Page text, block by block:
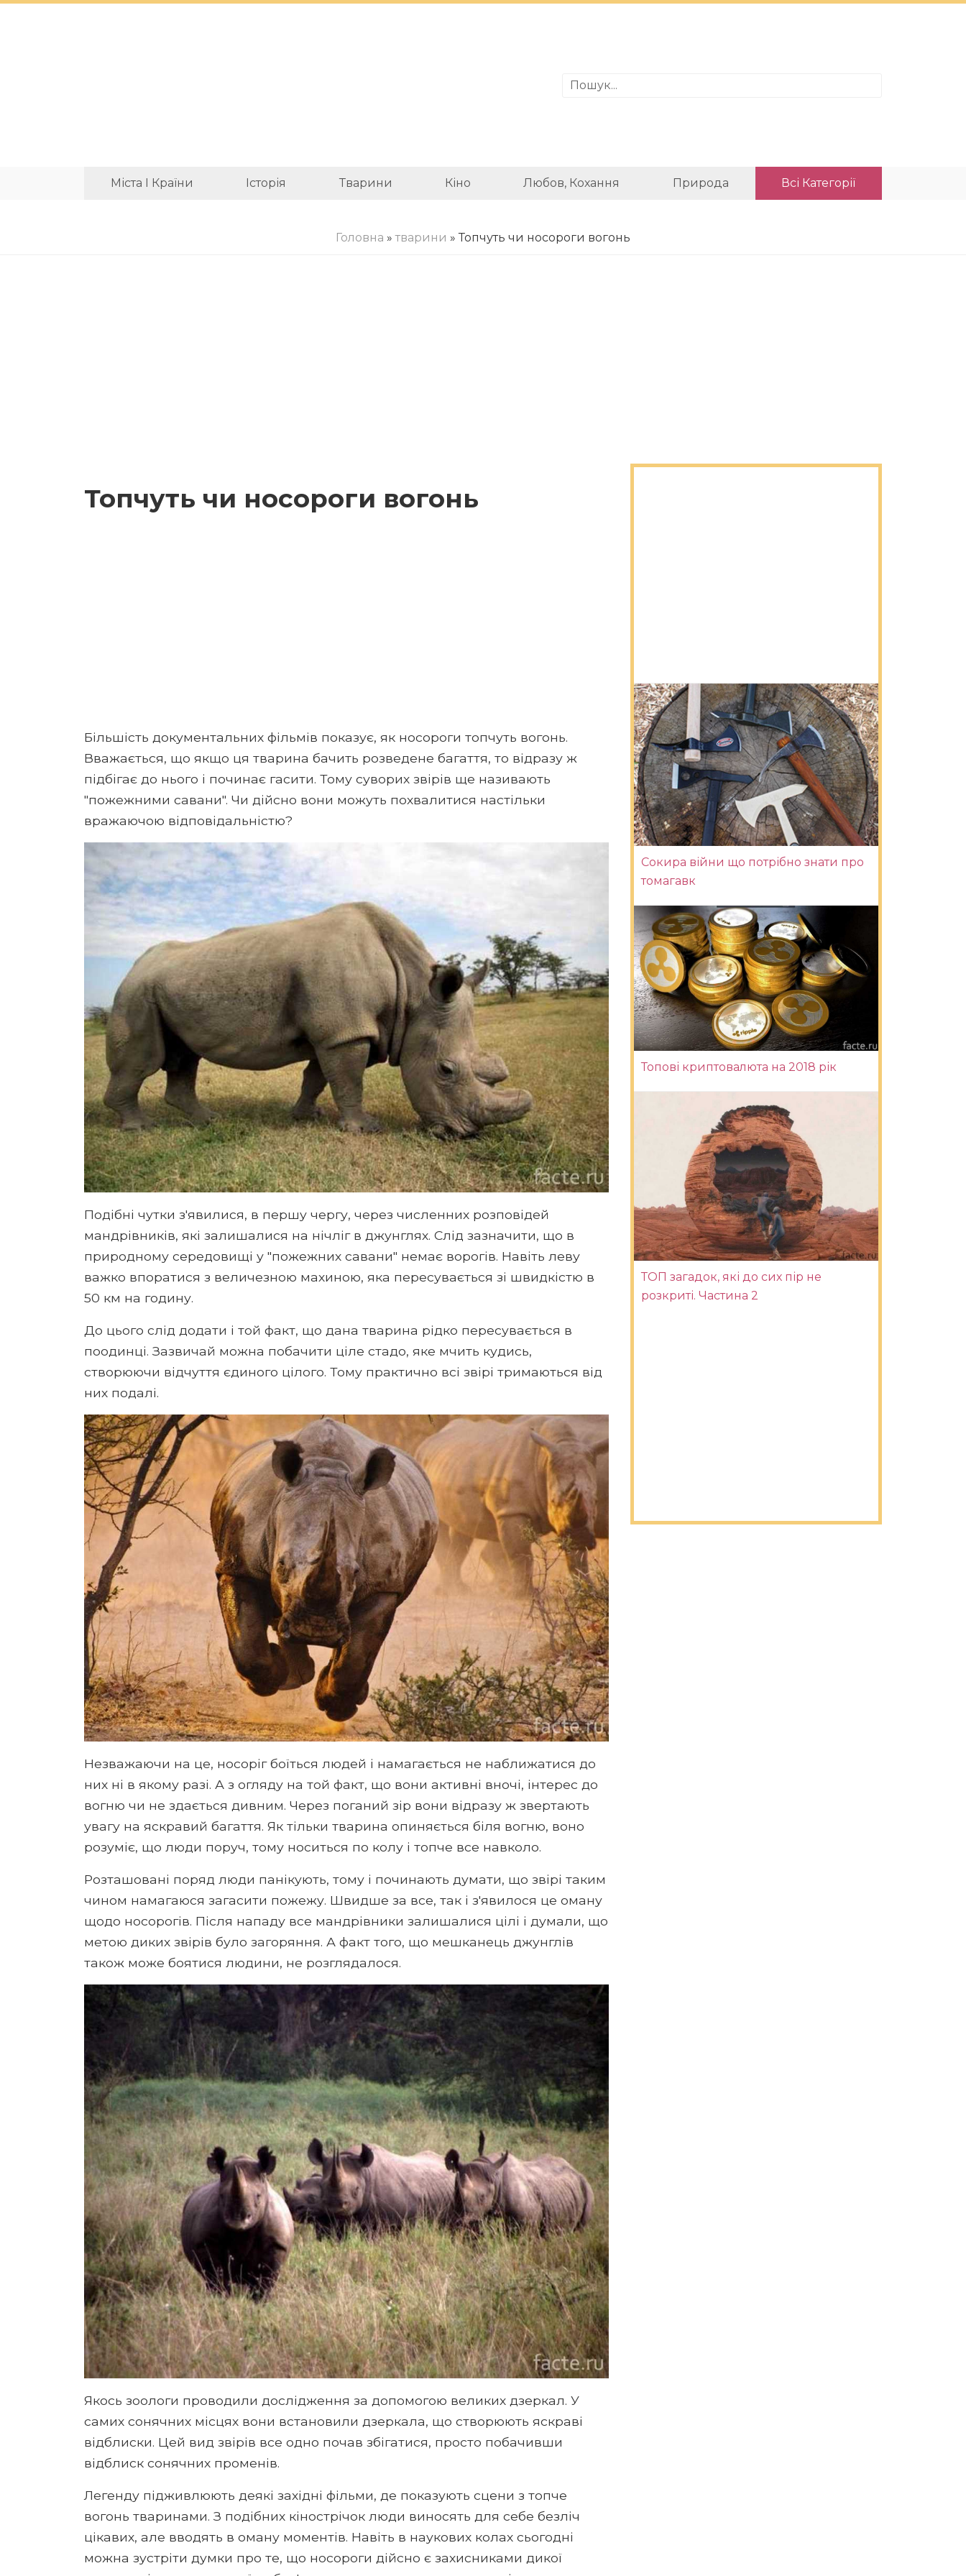
Міста І Країни Історія Тварини Кіно Любов, Кохання Природа Всі Категорії
Головна »тварини » Топчуть чи носороги вогонь
Топчуть чи носороги вогонь
Більшість документальних фільмів показує, як носороги топчуть вогонь.
Вважається, що якщо ця тварина бачить розведене багаття, то відразу ж
підбігає до нього і починає гасити. Тому суворих звірів ще називають
"пожежними савани". Чи дійсно вони можуть похвалитися настільки
вражаючою відповідальністю?
Подібні чутки з'явилися, в першу чергу, через численних розповідей
мандрівників, які залишалися на нічліг в джунглях. Слід зазначити, що в
природному середовищі у "пожежних савани" немає ворогів. Навіть леву
важко впоратися з величезною махиною, яка пересувається зі швидкістю в
50 км на годину.
До цього слід додати і той факт, що дана тварина рідко пересувається в
поодинці. Зазвичай можна побачити ціле стадо, яке мчить кудись,
створюючи відчуття єдиного цілого. Тому практично всі звірі тримаються від
них подалі.
Незважаючи на це, носоріг боїться людей і намагається не наближатися до
них ні в якому разі. А з огляду на той факт, що вони активні вночі, інтерес до
вогню чи не здається дивним. Через поганий зір вони відразу ж звертають
увагу на яскравий багаття. Як тільки тварина опиняється біля вогню, воно
розуміє, що люди поруч, тому носиться по колу і топче все навколо.
Розташовані поряд люди панікують, тому і починають думати, що звірі таким
чином намагаюся загасити пожежу. Швидше за все, так і з'явилося це оману
щодо носорогів. Після нападу все мандрівники залишалися цілі і думали, що
метою диких звірів було загоряння. А факт того, що мешканець джунглів
також може боятися людини, не розглядалося.
Якось зоологи проводили дослідження за допомогою великих дзеркал. У
самих сонячних місцях вони встановили дзеркала, що створюють яскраві
відблиски. Цей вид звірів все одно почав збігатися, просто побачивши
відблиск сонячних променів.
Легенду підживлюють деякі західні фільми, де показують сцени з топче
вогонь тваринами. З подібних кінострічок люди виносять для себе безліч
цікавих, але вводять в оману моментів. Навіть в наукових колах сьогодні
можна зустріти думки про те, що носороги дійсно є захисниками дикої
Сокира війни що потрібно знати про
томагавк
Топові криптовалюта на 2018 рік
ТОП загадок, які до сих пір не
розкриті. Частина 2